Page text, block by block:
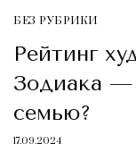
БЕЗ РУБРИКИ
Рейтинг
Зодиака —
семью?
17.09.2024